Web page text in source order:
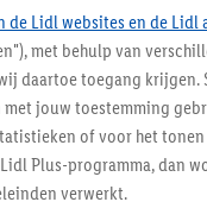
de Lidl websites en de Lidl
met behulp van
daartoe toegang
jouw toestemming
of voor het
Plus-programma, dan
verwerkt.